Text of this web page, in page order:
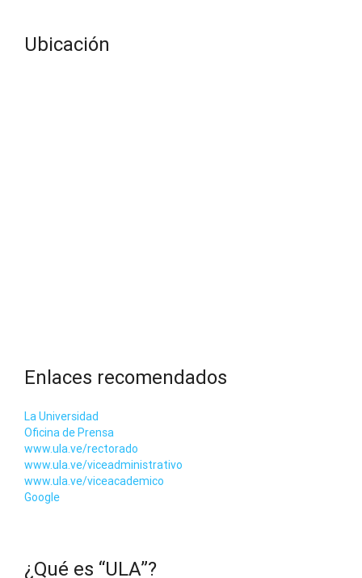
Ubicación
Enlaces recomendados
La Universidad
Oficina de Prensa
www.ula.ve/rectorado
www.ula.ve/viceadministrativo
www.ula.ve/viceacademico
Google
¿Qué es “ULA”?